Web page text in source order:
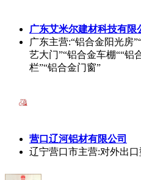
广东艾米尔建材科技有限
广东主营:“铝合金阳光房
艺大门”“铝合金车棚““铝
栏”“铝合金门窗”
营口辽河铝材有限公司
辽宁营口市主营:对外出